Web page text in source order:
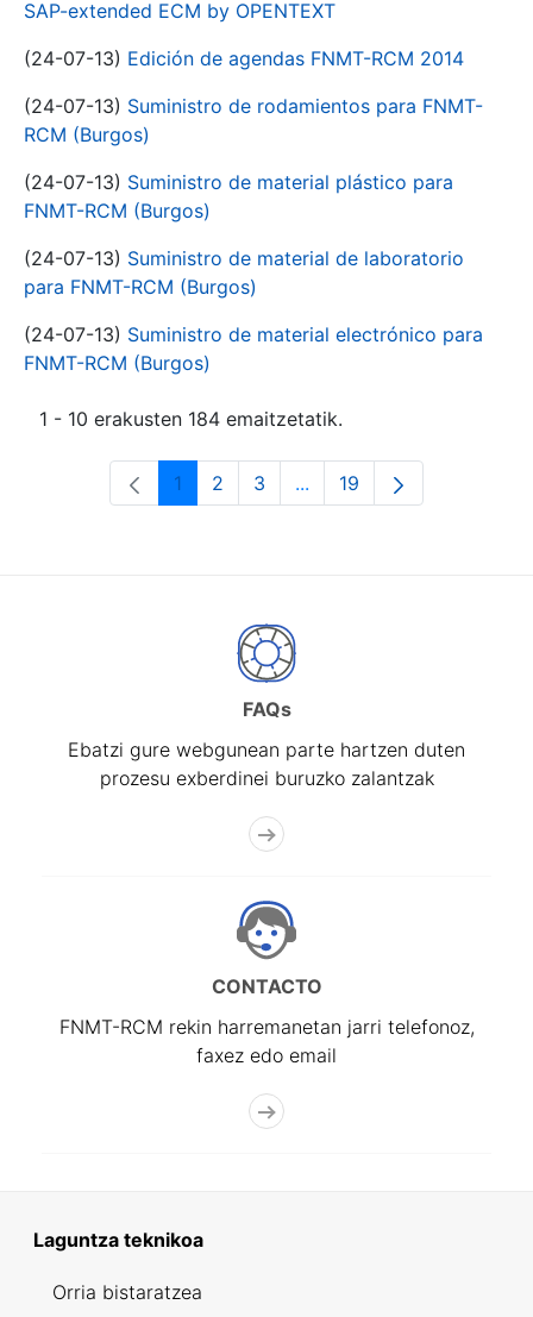
SAP-extended ECM by OPENTEXT
(24-07-13) Edición de agendas FNMT-RCM 2014
(24-07-13) Suministro de rodamientos para FNMT-
RCM (Burgos)
(24-07-13) Suministro de material plástico para
FNMT-RCM (Burgos)
(24-07-13) Suministro de material de laboratorio
para FNMT-RCM (Burgos)
(24-07-13) Suministro de material electrónico para
FNMT-RCM (Burgos)
1 - 10 erakusten 184 emaitzetatik.
Orrialdea
1 Orrialdea
2 Orrialdea
3 ...Intermediate Pages Use
Orrialdea
19
FAQs
Ebatzi gure webgunean parte hartzen duten
prozesu exberdinei buruzko zalantzak
CONTACTO
FNMT-RCM rekin harremanetan jarri telefonoz,
faxez edo email
Laguntza teknikoa
Orria bistaratzea